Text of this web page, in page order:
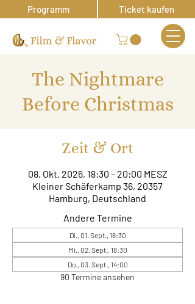
Programm Ticket kaufen
The Nightmare
Before Christmas
Zeit & Ort
08. Okt. 2026, 18:30 – 20:00 MESZ
Kleiner Schäferkamp 36, 20357
Hamburg, Deutschland
Andere Termine
Di., 01. Sept., 18:30
Mi., 02. Sept., 18:30
Do., 03. Sept., 14:00
90 Termine ansehen